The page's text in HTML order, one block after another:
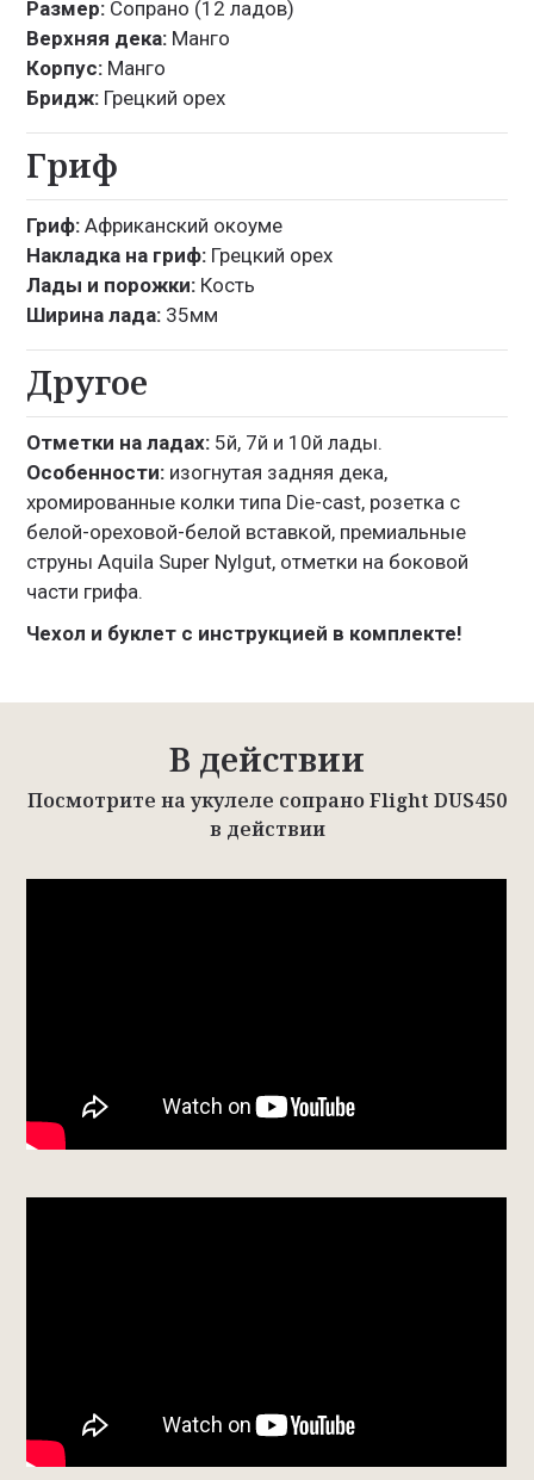
Размер: Сопрано (12 ладов)
Верхняя дека: Манго
Корпус: Манго
Бридж: Грецкий орех
Гриф
Гриф: Африканский окоуме
Накладка на гриф: Грецкий орех
Лады и порожки: Кость
Ширина лада: 35мм
Другое
Отметки на ладах: 5й, 7й и 10й лады.
Особенности: изогнутая задняя дека,
хромированные колки типа Die-cast, розетка с
белой-ореховой-белой вставкой, премиальные
струны Aquila Super Nylgut, отметки на боковой
части грифа.
Чехол и буклет с инструкцией в комплекте!
В действии
Посмотрите на укулеле сопрано Flight DUS450
в действии